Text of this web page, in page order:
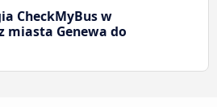
CheckMyBus w
miasta Genewa do